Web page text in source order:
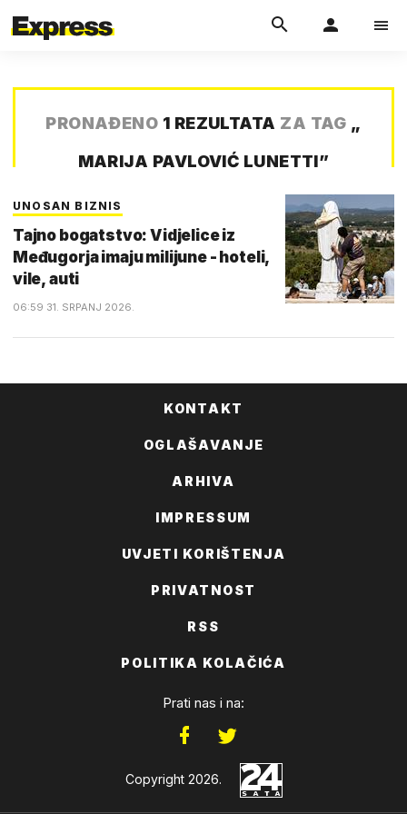
PRONAĐENO 1 REZULTATA ZA TAG „
MARIJA PAVLOVIĆ LUNETTI”
UNOSAN BIZNIS
Tajno bogatstvo: Vidjelice iz
Međugorja imaju milijune - hoteli,
vile, auti
06:59 31. SRPANJ 2026.
KONTAKT
OGLAŠAVANJE
ARHIVA
IMPRESSUM
UVJETI KORIŠTENJA
PRIVATNOST
RSS
POLITIKA KOLAČIĆA
Prati nas i na:
Copyright 2026.